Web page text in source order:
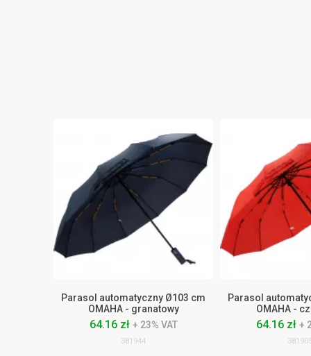
Parasol automatyczny Ø103 cm
OMAHA - granatowy
64.16 zł + 23% VAT
381944
Parasol
OMAHA -
64.16 zł +